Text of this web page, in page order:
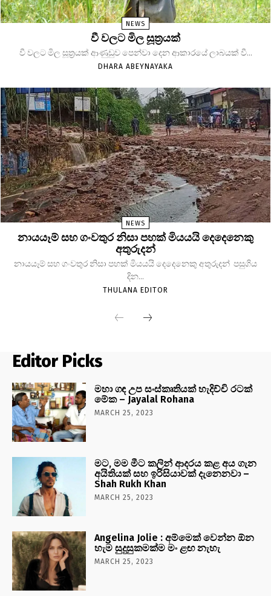
NEWS
වී වලට මිල සූත්‍රයක්
වී වලට මිල සූත්‍රයක් ආණුඩුව පෙන්වා දෙන ආකාරයේ ලාබයක් වී...
DHARA ABEYNAYAKA
NEWS
නායයෑම් සහ ගංවතුර නිසා පහක් මියයයි දෙදෙනෙකු
අතුරුදන්
නායයෑම් සහ ගංවතුර නිසා පහක් මියයයි දෙදෙනෙකු අතුරුදන් පසුගිය
දින...
THULANA EDITOR
Editor Picks
මහා ගඳ උප සංස්කෘතියක් හැදිච්චි රටක්
මේක – Jayalal Rohana
MARCH 25, 2023
මට, මම මීට කලින් ආදරය කළ අය ගැන
අයිතියක් සහ ඉරිසියාවක් දැනෙනවා –
Shah Rukh Khan
MARCH 25, 2023
Angelina Jolie : අම්මෙක් වෙන්න ඕන
හැම සුදුසුකමක්ම මං ළඟ නැහැ
MARCH 25, 2023